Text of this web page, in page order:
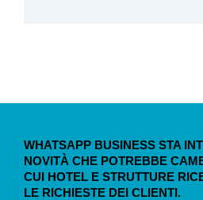
WHATSAPP BUSINESS STA
NOVITÀ CHE POTREBBE
CUI HOTEL E STRUTTURE
LE RICHIESTE DEI CLIENTI.